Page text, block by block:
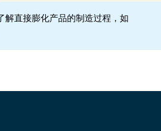
解直接膨化产品的制造过程，如